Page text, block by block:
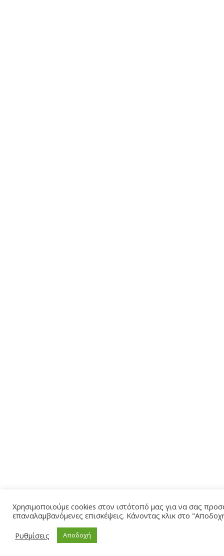
Χρησιμοποιούμε cookies στον ιστότοπό μας για να σας
επαναλαμβανόμενες επισκέψεις. Κάνοντας κλικ στο
Ρυθμίσεις
Αποδοχή